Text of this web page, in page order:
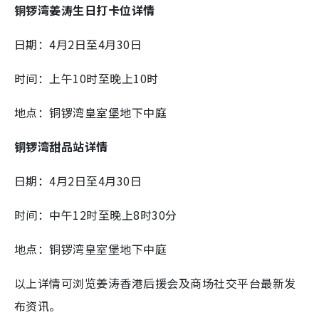
铜锣湾姜涛生日打卡位详情
日期：4月2日至4月30日
时间：上午10时至晚上10时
地点：铜锣湾皇室堡地下中庭
铜锣湾甜品站详情
日期：4月2日至4月30日
时间：中午12时至晚上8时30分
地点：铜锣湾皇室堡地下中庭
以上详情可浏览姜涛香港后援会及商场社交平台最新发
布资讯。